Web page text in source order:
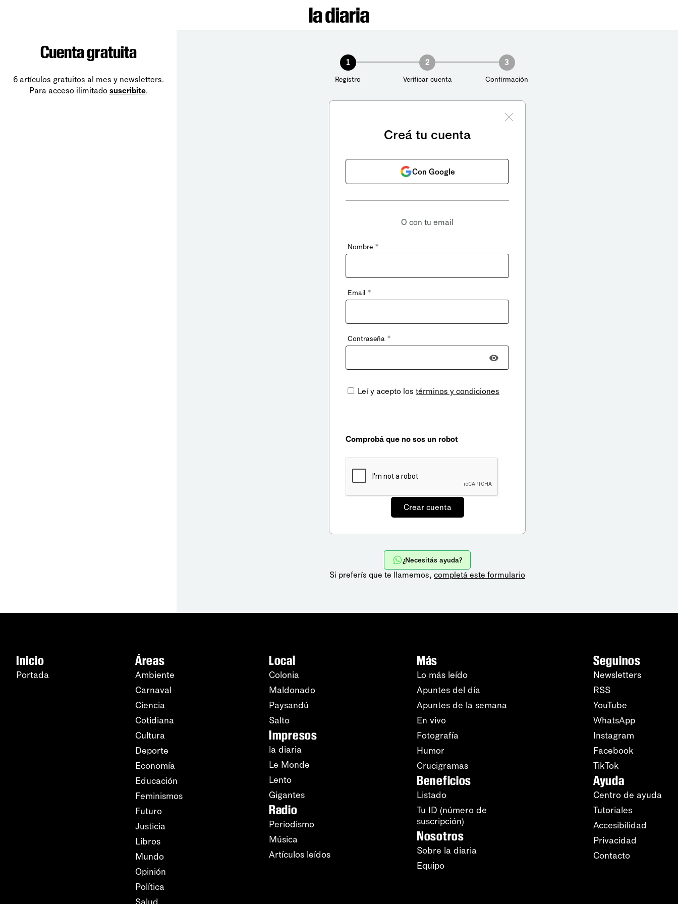
Cuenta gratuita
6 artículos gratuitos al mes y newsletters.
Para acceso ilimitado suscribite.
1
Registro
2
Verificar cuenta
3
Confirmación
Creá tu cuenta
Con Google
O con tu email
Nombre *
Email *
Contraseña *
Leí y acepto los términos y condiciones
Comprobá que no sos un robot
¿Necesitás ayuda?
Si preferís que te llamemos, completá este formulario
Inicio
Portada
Áreas
Ambiente
Carnaval
Ciencia
Cotidiana
Cultura
Deporte
Economía
Educación
Feminismos
Futuro
Justicia
Libros
Mundo
Opinión
Política
Local
Colonia
Maldonado
Paysandú
Salto
Impresos
la diaria
Le Monde
Lento
Gigantes
Radio
Periodismo
Música
Artículos leídos
Más
Lo más leído
Apuntes del día
Apuntes de la semana
En vivo
Fotografía
Humor
Crucigramas
Beneficios
Listado
Tu ID (número de
suscripción)
Nosotros
Sobre la diaria
Equipo
Seguinos
Newsletters
RSS
YouTube
WhatsApp
Instagram
Facebook
TikTok
Ayuda
Centro de ayuda
Tutoriales
Accesibilidad
Privacidad
Contacto